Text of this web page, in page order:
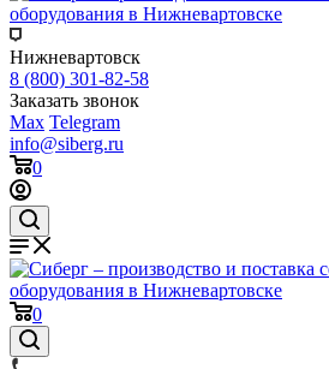
Нижневартовск
8 (800) 301-82-58
Заказать звонок
Max Telegram
info@siberg.ru
0
0